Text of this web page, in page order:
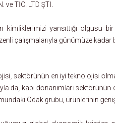
ve TİC. LTD ŞTİ.
kimliklerimizi yansıttığı olgusu
çalışmalarıyla günümüze kadar
sektörünün en iyi teknolojisi
da, kapı donanımları
Odak grubu, ürünlerinin